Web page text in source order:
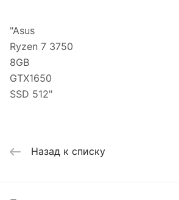
"Asus
Ryzen 7 3750
8GB
GTX1650
SSD 512"
Назад к списку